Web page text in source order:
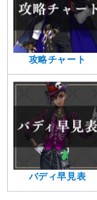
攻略チャート
バディ早見表